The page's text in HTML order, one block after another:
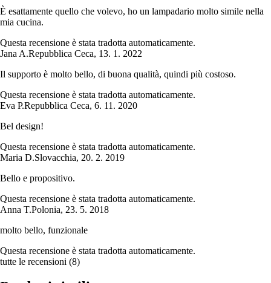
È esattamente quello che volevo, ho un lampadario molto simile nella
mia cucina.
Questa recensione è stata tradotta automaticamente.
Jana A.Repubblica Ceca, 13. 1. 2022
Il supporto è molto bello, di buona qualità, quindi più costoso.
Questa recensione è stata tradotta automaticamente.
Eva P.Repubblica Ceca, 6. 11. 2020
Bel design!
Questa recensione è stata tradotta automaticamente.
Maria D.Slovacchia, 20. 2. 2019
Bello e propositivo.
Questa recensione è stata tradotta automaticamente.
Anna T.Polonia, 23. 5. 2018
molto bello, funzionale
Questa recensione è stata tradotta automaticamente.
tutte le recensioni (8)